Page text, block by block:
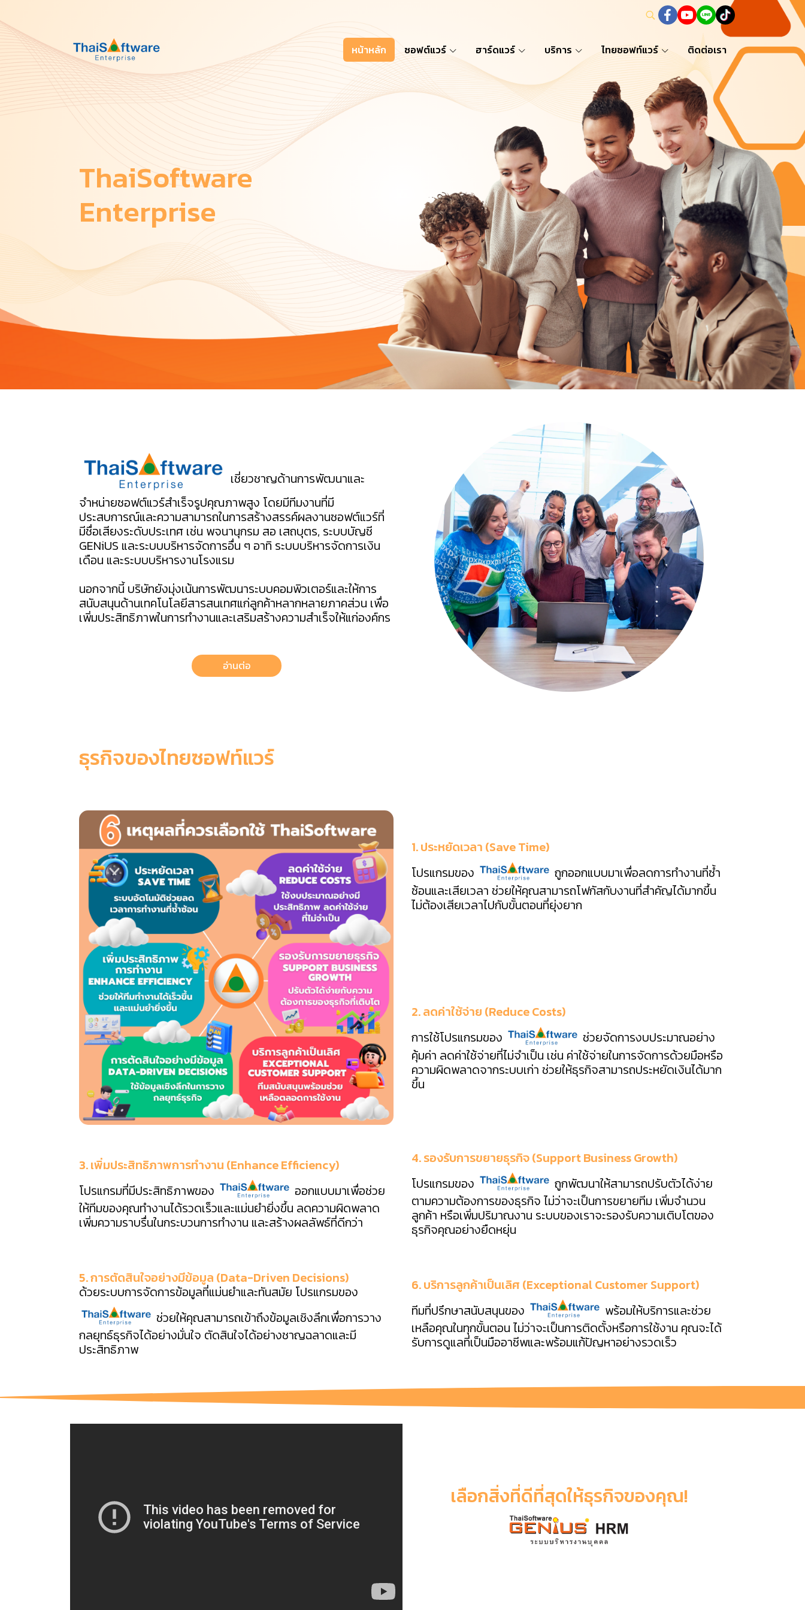
หน้าหลัก ซอฟต์แวร์ ฮาร์ดแวร์ บริการ ไทยซอฟท์แวร์ ติดต่อเรา
ThaiSoftware
Enterprise
เชี่ยวชาญด้านการพัฒนาและ
จำหน่ายซอฟต์แวร์สำเร็จรูปคุณภาพสูง โดยมีทีมงานที่มี
ประสบการณ์และความสามารถในการสร้างสรรค์ผลงานซอฟต์แวร์ที่
มีชื่อเสียงระดับประเทศ เช่น พจนานุกรม สอ เสถบุตร, ระบบบัญชี
GENiUS และระบบบริหารจัดการอื่น ๆ อาทิ ระบบบริหารจัดการเงิน
เดือน และระบบบริหารงานโรงแรม
นอกจากนี้ บริษัทยังมุ่งเน้นการพัฒนาระบบคอมพิวเตอร์และให้การ
สนับสนุนด้านเทคโนโลยีสารสนเทศแก่ลูกค้าหลากหลายภาคส่วน เพื่อ
เพิ่มประสิทธิภาพในการทำงานและเสริมสร้างความสำเร็จให้แก่องค์กร
อ่านต่อ
ธุรกิจของไทยซอฟท์แวร์
1. ประหยัดเวลา (Save Time)
โปรแกรมของ
ถูกออกแบบมาเพื่อลดการทำงานที่ซ้ำ
ซ้อนและเสียเวลา ช่วยให้คุณสามารถโฟกัสกับงานที่สำคัญได้มากขึ้น
ไม่ต้องเสียเวลาไปกับขั้นตอนที่ยุ่งยาก
2. ลดค่าใช้จ่าย (Reduce Costs)
การใช้โปรแกรมของ
ช่วยจัดการงบประมาณอย่าง
คุ้มค่า ลดค่าใช้จ่ายที่ไม่จำเป็น เช่น ค่าใช้จ่ายในการจัดการด้วยมือหรือ
ความผิดพลาดจากระบบเก่า ช่วยให้ธุรกิจสามารถประหยัดเงินได้มาก
ขึ้น
3. เพิ่มประสิทธิภาพการทำงาน (Enhance Efficiency)
โปรแกรมที่มีประสิทธิภาพของ
ออกแบบมาเพื่อช่วย
ให้ทีมของคุณทำงานได้รวดเร็วและแม่นยำยิ่งขึ้น ลดความผิดพลาด
เพิ่มความราบรื่นในกระบวนการทำงาน และสร้างผลลัพธ์ที่ดีกว่า
4. รองรับการขยายธุรกิจ (Support Business Growth)
โปรแกรมของ
ถูกพัฒนาให้สามารถปรับตัวได้ง่าย
ตามความต้องการของธุรกิจ ไม่ว่าจะเป็นการขยายทีม เพิ่มจำนวน
ลูกค้า หรือเพิ่มปริมาณงาน ระบบของเราจะรองรับความเติบโตของ
ธุรกิจคุณอย่างยืดหยุ่น
5. การตัดสินใจอย่างมีข้อมูล (Data-Driven Decisions)
ด้วยระบบการจัดการข้อมูลที่แม่นยำและทันสมัย โปรแกรมของ
ช่วยให้คุณสามารถเข้าถึงข้อมูลเชิงลึกเพื่อการวาง
กลยุทธ์ธุรกิจได้อย่างมั่นใจ ตัดสินใจได้อย่างชาญฉลาดและมี
ประสิทธิภาพ
6. บริการลูกค้าเป็นเลิศ (Exceptional Customer Support)
ทีมที่ปรึกษาสนับสนุนของ
พร้อมให้บริการและช่วย
เหลือคุณในทุกขั้นตอน ไม่ว่าจะเป็นการติดตั้งหรือการใช้งาน คุณจะได้
รับการดูแลที่เป็นมืออาชีพและพร้อมแก้ปัญหาอย่างรวดเร็ว
เลือกสิ่งที่ดีที่สุดให้ธุรกิจของคุณ!